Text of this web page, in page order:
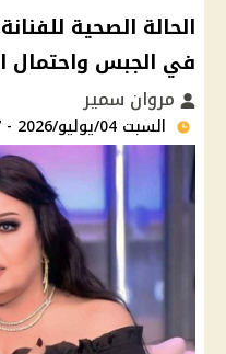
في الجبس واحتمال
مروان سمير
السبت 04/يوليو/2026 - 10:07 م